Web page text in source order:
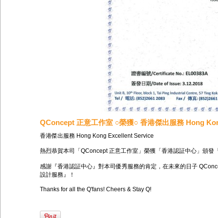
QConcept 正意工作室 ○榮獲○ 香港傑出服務 Hong
香港傑出服務 Hong Kong Excellent Service
熱烈恭賀本司「QConcept 正意工作室」榮獲「香港認証中心」頒發
感謝『香港認証中心 』對本司優秀服務的肯定，在未來的日子
設計服務』！
Thanks for all the Q'fans! Cheers & Stay Q!